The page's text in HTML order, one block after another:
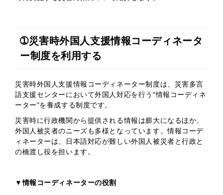
➀災害時外国人支援情報コーディネータ
ー制度を利用する
災害時外国人支援情報コーディネーター制度は、災害多言
語支援センターにおいて外国人対応を行う“情報コーディネ
ーター”を養成する制度です。
災害時に行政機関から提供される情報は膨大になるほか、
外国人被災者のニーズも多様となっています。情報コーデ
ィネーターは、日本語対応が難しい外国人被災者と行政と
の橋渡し役を担います。
▼情報コーディネーターの役割